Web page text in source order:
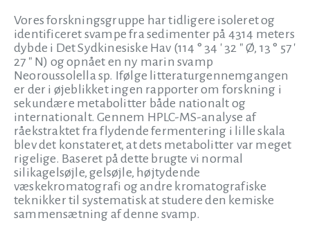
Vores forskningsgruppe har tidligere isoleret og
identificeret svampe fra sedimenter på 4314 meters
dybde i Det Sydkinesiske Hav (114 ° 34 ′ 32 ″ Ø, 13 ° 57 ′
27 ″ N) og opnået en ny marin svamp
Neoroussolella sp. Ifølge litteraturgennemgangen
er der i øjeblikket ingen rapporter om forskning i
sekundære metabolitter både nationalt og
internationalt. Gennem HPLC-MS-analyse af
råekstraktet fra flydende fermentering i lille skala
blev det konstateret, at dets metabolitter var meget
rigelige. Baseret på dette brugte vi normal
silikagelsøjle, gelsøjle, højtydende
væskekromatografi og andre kromatografiske
teknikker til systematisk at studere den kemiske
sammensætning af denne svamp.